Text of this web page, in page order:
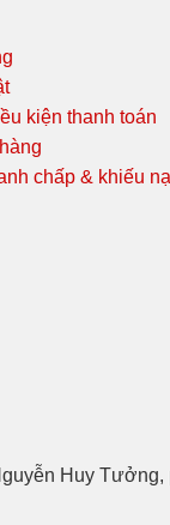
kiện thanh toán
chấp & khiếu
Huy